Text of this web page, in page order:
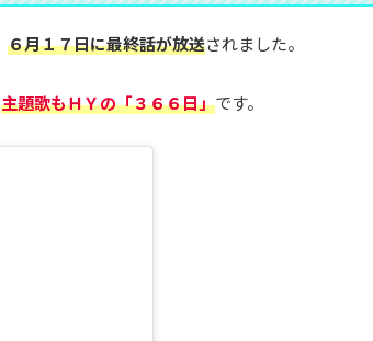
６月１７日に最終話が放送されました。
主題歌もＨＹの「３６６日」です。